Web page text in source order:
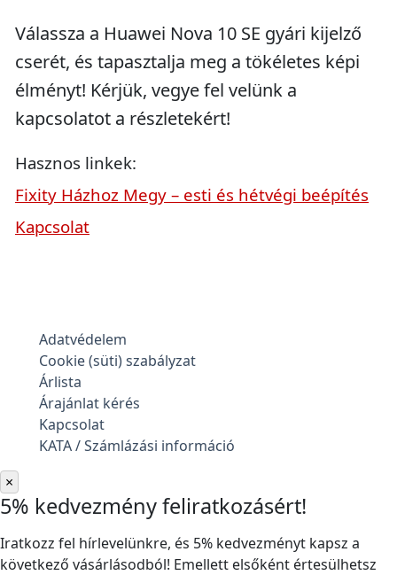
Válassza a Huawei Nova 10 SE gyári kijelző
cserét, és tapasztalja meg a tökéletes képi
élményt! Kérjük, vegye fel velünk a
kapcsolatot a részletekért!
Hasznos linkek:
Fixity Házhoz Megy – esti és hétvégi beépítés
Kapcsolat
Adatvédelem
Cookie (süti) szabályzat
Árlista
Árajánlat kérés
Kapcsolat
KATA / Számlázási információ
×
5% kedvezmény feliratkozásért!
Iratkozz fel hírlevelünkre, és 5% kedvezményt kapsz a
következő vásárlásodból! Emellett elsőként értesülhetsz